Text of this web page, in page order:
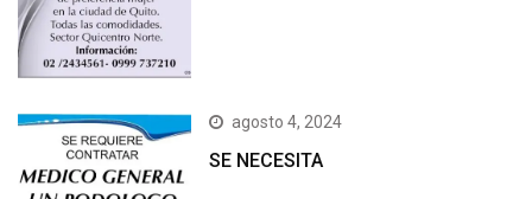
agosto 4, 2024
SE NECESITA